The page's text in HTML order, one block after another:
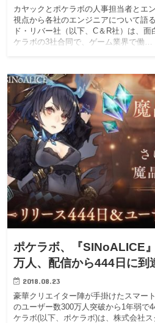
カヤックとポケラボの人事担当者とエ
視点から各社のエンジニアについて語
ド・リバー社（以下、C＆R社）は、
ケラボの3社合同で、ゲーム業界で働…
ポケラボ、『SINoALICE
万人、配信から444日に到
2018.08.23
豪華クリエイター陣が手掛けたスマー
のユーザー数300万人突破から1年弱で
ケラボ(以下、ポケラボ)は、株式会社